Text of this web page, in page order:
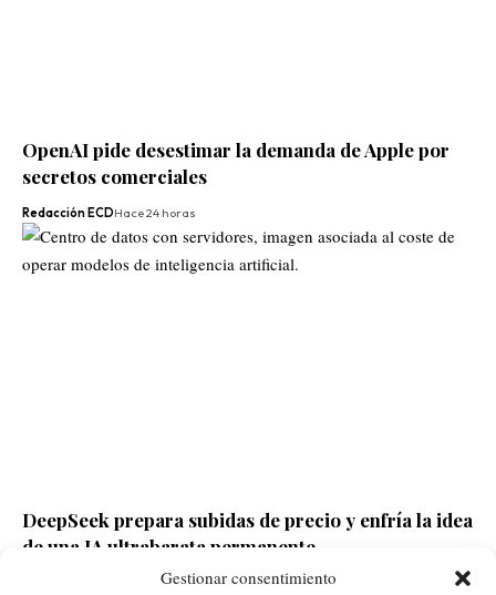
Gestionar consentimiento
OpenAI pide desestimar la demanda de Apple por
secretos comerciales
Redacción ECDHace 24 horas
DeepSeek prepara subidas de precio y enfría la idea
de una IA ultrabarata permanente
Hace 1 día